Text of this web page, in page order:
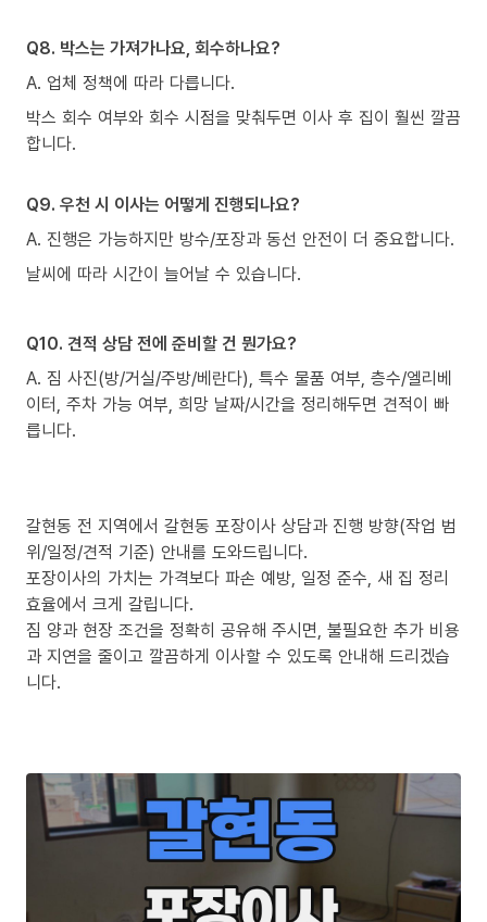
Q8. 박스는 가져가나요, 회수하나요?
A. 업체 정책에 따라 다릅니다.
박스 회수 여부와 회수 시점을 맞춰두면 이사 후 집이 훨씬 깔끔
합니다.
Q9. 우천 시 이사는 어떻게 진행되나요?
A. 진행은 가능하지만 방수/포장과 동선 안전이 더 중요합니다.
날씨에 따라 시간이 늘어날 수 있습니다.
Q10. 견적 상담 전에 준비할 건 뭔가요?
A. 짐 사진(방/거실/주방/베란다), 특수 물품 여부, 층수/엘리베
이터, 주차 가능 여부, 희망 날짜/시간을 정리해두면 견적이 빠
릅니다.
갈현동 전 지역에서 갈현동 포장이사 상담과 진행 방향(작업 범
위/일정/견적 기준) 안내를 도와드립니다.
포장이사의 가치는 가격보다 파손 예방, 일정 준수, 새 집 정리
효율에서 크게 갈립니다.
짐 양과 현장 조건을 정확히 공유해 주시면, 불필요한 추가 비용
과 지연을 줄이고 깔끔하게 이사할 수 있도록 안내해 드리겠습
니다.